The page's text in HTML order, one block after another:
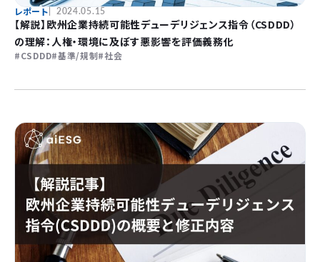
レポート 2024.05.15
【解説】欧州企業持続可能性デューデリジェンス指令（CSDDD）
の理解：人権・環境に及ぼす悪影響を評価義務化
CSDDD 基準/規制 社会